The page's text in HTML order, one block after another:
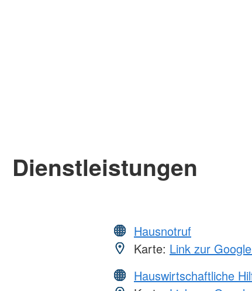
Dienstleistungen
Hausnotruf
Karte: Link zur
Hauswirtschaftliche